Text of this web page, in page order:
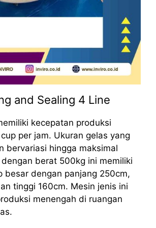
and Sealing 4 Line
kecepatan produksi
per jam. Ukuran gelas yang
bervariasi hingga maksimal
berat 500kg ini memiliki
besar dengan panjang 250cm,
tinggi 160cm. Mesin jenis ini
menengah di ruangan